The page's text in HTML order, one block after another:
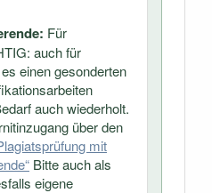
Für
auch für
einen gesonderten
auch wiederholt.
über den
mit
Bitte auch als
eigene